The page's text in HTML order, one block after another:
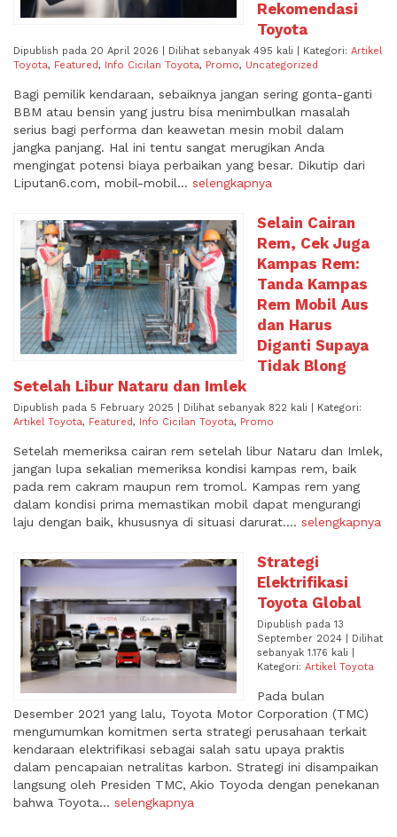
Rekomendasi
Toyota
Dipublish pada 20 April 2026 | Dilihat sebanyak 495 kali | Kategori: Artikel
Toyota, Featured, Info Cicilan Toyota, Promo, Uncategorized
Bagi pemilik kendaraan, sebaiknya jangan sering gonta-ganti
BBM atau bensin yang justru bisa menimbulkan masalah
serius bagi performa dan keawetan mesin mobil dalam
jangka panjang. Hal ini tentu sangat merugikan Anda
mengingat potensi biaya perbaikan yang besar. Dikutip dari
Liputan6.com, mobil-mobil... selengkapnya
Selain Cairan
Rem, Cek Juga
Kampas Rem:
Tanda Kampas
Rem Mobil Aus
dan Harus
Diganti Supaya
Tidak Blong
Setelah Libur Nataru dan Imlek
Dipublish pada 5 February 2025 | Dilihat sebanyak 822 kali | Kategori:
Artikel Toyota, Featured, Info Cicilan Toyota, Promo
Setelah memeriksa cairan rem setelah libur Nataru dan Imlek,
jangan lupa sekalian memeriksa kondisi kampas rem, baik
pada rem cakram maupun rem tromol. Kampas rem yang
dalam kondisi prima memastikan mobil dapat mengurangi
laju dengan baik, khususnya di situasi darurat.... selengkapnya
Strategi
Elektrifikasi
Toyota Global
Dipublish pada 13
September 2024 | Dilihat
sebanyak 1.176 kali |
Kategori: Artikel Toyota
Pada bulan
Desember 2021 yang lalu, Toyota Motor Corporation (TMC)
mengumumkan komitmen serta strategi perusahaan terkait
kendaraan elektrifikasi sebagai salah satu upaya praktis
dalam pencapaian netralitas karbon. Strategi ini disampaikan
langsung oleh Presiden TMC, Akio Toyoda dengan penekanan
bahwa Toyota... selengkapnya